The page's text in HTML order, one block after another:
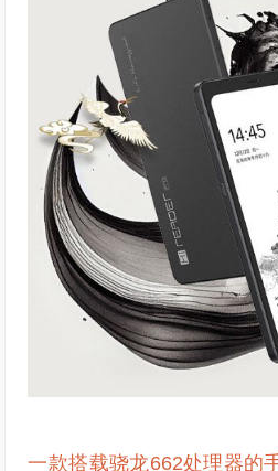
一款搭载骁龙662处理器的